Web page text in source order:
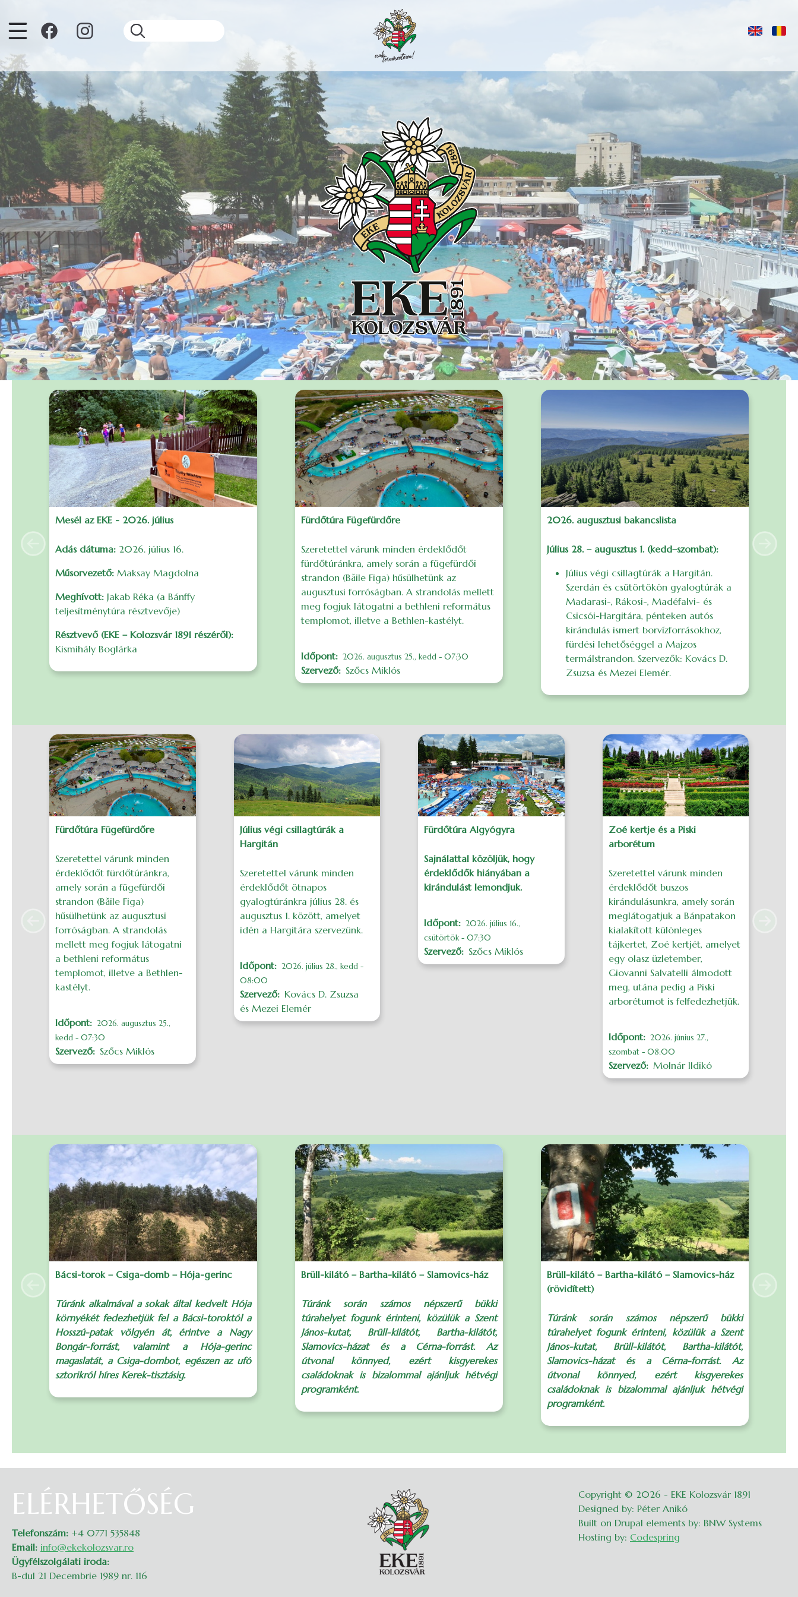
Mesél az EKE - 2026. július
Adás dátuma: 2026. július 16.
Műsorvezető: Maksay Magdolna
Meghívott: Jakab Réka (a Bánffy
teljesítménytúra résztvevője)
Résztvevő (EKE – Kolozsvár 1891 részéről):
Kismihály Boglárka
Fürdőtúra Fügefürdőre
Szeretettel várunk minden érdeklődőt
fürdőtúránkra, amely során a fügefürdői
strandon (Băile Figa) hűsülhetünk az
augusztusi forróságban. A strandolás mellett
meg fogjuk látogatni a bethleni református
templomot, illetve a Bethlen-kastélyt.
Időpont 2026. augusztus 25., kedd - 07:30
Szervező Szőcs Miklós
2026. augusztusi bakancslista
Július 28. – augusztus 1. (kedd–szombat):
Július végi csillagtúrák a Hargitán.
Szerdán és csütörtökön gyalogtúrák a
Madarasi-, Rákosi-, Madéfalvi- és
Csicsói-Hargitára, pénteken autós
kirándulás ismert borvízforrásokhoz,
fürdési lehetőséggel a Majzos
termálstrandon. Szervezők: Kovács D.
Zsuzsa és Mezei Elemér.
Previous Next
Fürdőtúra Fügefürdőre
Szeretettel várunk minden
érdeklődőt fürdőtúránkra,
amely során a fügefürdői
strandon (Băile Figa)
hűsülhetünk az augusztusi
forróságban. A strandolás
mellett meg fogjuk látogatni
a bethleni református
templomot, illetve a Bethlen-
kastélyt.
Időpont
2026. augusztus 25.,
kedd - 07:30
Szervező Szőcs Miklós
Július végi csillagtúrák a
Hargitán
Szeretettel várunk minden
érdeklődőt ötnapos
gyalogtúránkra július 28. és
augusztus 1. között, amelyet
idén a Hargitára szervezünk.
Időpont
2026. július 28., kedd -
08:00
Szervező
Kovács D. Zsuzsa
és Mezei Elemér
Fürdőtúra Algyógyra
Sajnálattal közöljük, hogy
érdeklődők hiányában a
kirándulást lemondjuk.
Időpont
2026. július 16.,
csütörtök - 07:30
Szervező Szőcs Miklós
Zoé kertje és a Piski
arborétum
Szeretettel várunk minden
érdeklődőt buszos
kirándulásunkra, amely során
meglátogatjuk a Bánpatakon
kialakított különleges
tájkertet, Zoé kertjét, amelyet
egy olasz üzletember,
Giovanni Salvatelli álmodott
meg, utána pedig a Piski
arborétumot is felfedezhetjük.
Időpont
2026. június 27.,
szombat - 08:00
Szervező Molnár Ildikó
Previous
Bácsi-torok – Csiga-domb – Hója-gerinc
Túránk alkalmával a sokak által kedvelt Hója
környékét fedezhetjük fel a Bácsi-toroktól a
Hosszú-patak völgyén át, érintve a Nagy
Bongár-forrást, valamint a Hója-gerinc
magaslatát, a Csiga-dombot, egészen az ufó
sztorikról híres Kerek-tisztásig.
Brüll-kilátó – Bartha-kilátó – Slamovics-ház
Túránk során számos népszerű bükki
túrahelyet fogunk érinteni, közülük a Szent
János-kutat, Brüll-kilátót, Bartha-kilátót,
Slamovics-házat és a Cérna-forrást. Az
útvonal könnyed, ezért kisgyerekes
családoknak is bizalommal ajánljuk hétvégi
programként.
Brüll-kilátó – Bartha-kilátó – Slamovics-ház
(rövidített)
Túránk során számos népszerű bükki
túrahelyet fogunk érinteni, közülük a Szent
János-kutat, Brüll-kilátót, Bartha-kilátót,
Slamovics-házat és a Cérna-forrást. Az
útvonal könnyed, ezért kisgyerekes
családoknak is bizalommal ajánljuk hétvégi
programként.
Previous Next
ELÉRHETŐSÉG
Telefonszám: +4 0771 535848
Email: info@ekekolozsvar.ro
Ügyfélszolgálati iroda:
B-dul 21 Decembrie 1989 nr. 116
Copyright © 2026 - EKE Kolozsvár 1891
Designed by: Péter Anikó
Built on Drupal elements by: BNW Systems
Hosting by: Codespring